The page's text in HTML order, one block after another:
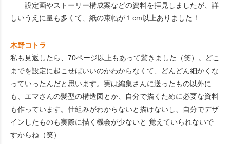
――設定画やストーリー構成案などの資料を拝見しましたが、詳
しいうえに量も多くて、紙の束幅が１cm以上ありました！
木野コトラ
私も見返したら、70ページ以上もあって驚きました（笑）。どこ
までを設定に起こせばいいのかわからなくて、どんどん細かくな
っていったんだと思います。実は編集さんに送ったもの以外に
も、エマさんの髪型の構造図とか、自分で描くために必要な資料
も作っています。仕組みがわからないと描けないし、自分でデザ
インしたものも実際に描く機会が少ないと 覚えていられないで
すからね（笑）